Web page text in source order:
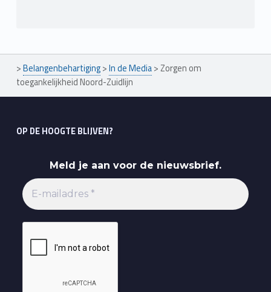
>Belangenbehartiging>In de Media> Zorgen om
toegankelijkheid Noord-Zuidlijn
OP DE HOOGTE BLIJVEN?
Meld je aan voor de nieuwsbrief.